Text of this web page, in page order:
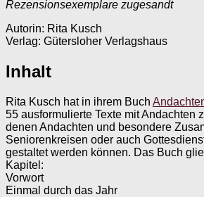
Rezensionsexemplare zugesandt
Autorin: Rita Kusch
Verlag: Gütersloher Verlagshaus
Inhalt
Rita Kusch hat in ihrem Buch
55 ausformulierte Texte mit Andachten
denen Andachten und besondere
Seniorenkreisen oder auch
gestaltet werden können. Das Buch
Kapitel:
Vorwort
Einmal durch das Jahr